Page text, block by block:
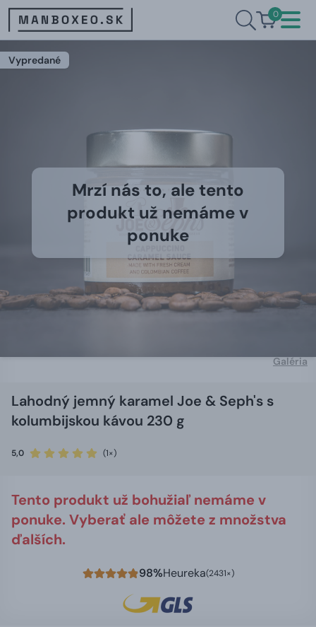
0
Vypredané
Mrzí nás to, ale tento
produkt už nemáme v
ponuke
Galéria
Lahodný jemný karamel Joe & Seph's s
kolumbijskou kávou 230 g
5,0 (1×)
Tento produkt už bohužiaľ nemáme v
ponuke. Vyberať ale môžete z množstva
ďalších.
98%Heureka(2431×)